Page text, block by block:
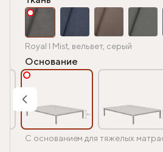
Royal I Mist, вельвет, серый
Основание
С основанием для тяжелых